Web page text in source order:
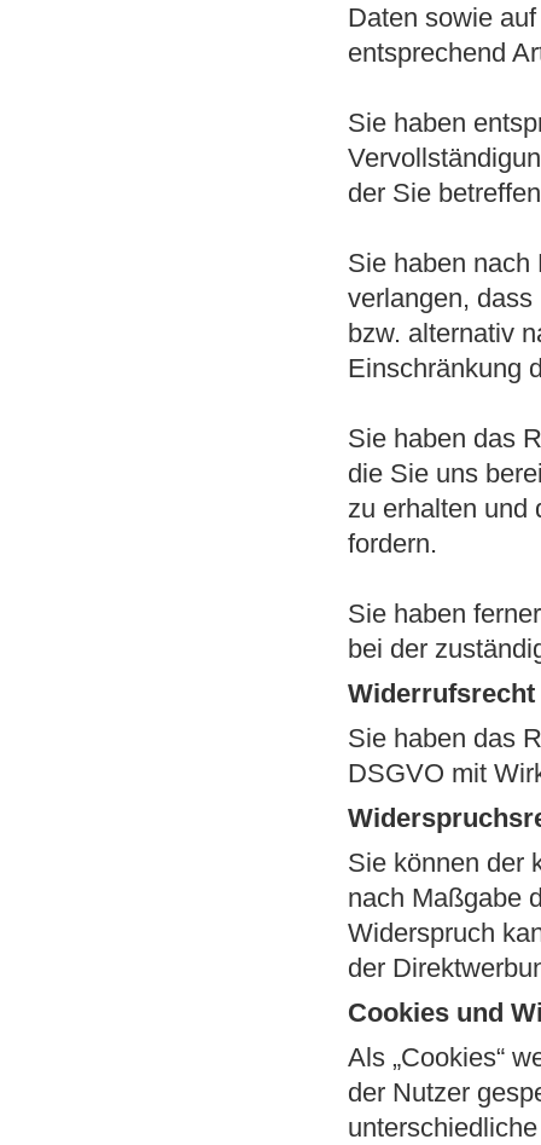
Daten sowie
entsprechend
Sie haben
der Sie
Sie haben nach
verlangen,
bzw. alternativ
Einschränkung
Sie haben das
die Sie uns
zu erhalten und
fordern.
Sie haben
bei der
Widerrufsrecht
Sie haben das
DSGVO mit
Sie können der
nach Maßgabe
Widerspruch
der
Cookies und
Als „Cookies“
der Nutzer